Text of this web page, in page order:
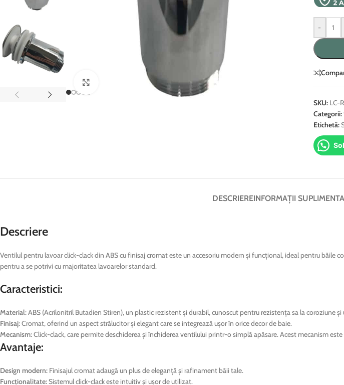
Fă clic pentru a mări
-
SKU: LC-
Categorii:
Etichetă:
DESCRIEREINFORMAȚII
Descriere
Ventilul pentru lavoar click-clack din ABS cu finisaj cromat este un accesoriu modern și funcțional, ideal pentru
pentru a se potrivi cu majoritatea lavoarelor standard.
Caracteristici:
Material:ABS (Acrilonitril Butadien Stiren), un plastic rezistent și durabil, cunoscut pentru rezistența sa la coroziune și
Finisaj:Cromat, oferind un aspect strălucitor și elegant care se integrează ușor în orice decor de baie.
Mecanism:Click-clack, care permite deschiderea și închiderea ventilului printr-o simplă apăsare. Acest mecanism
Avantaje:
Design modern: Finisajul cromat adaugă un plus de eleganță și rafinament băii tale.
Funcționalitate:Sistemul click-clack este intuitiv și ușor de utilizat.